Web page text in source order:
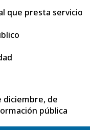
que presta servicio
diciembre, de
pública